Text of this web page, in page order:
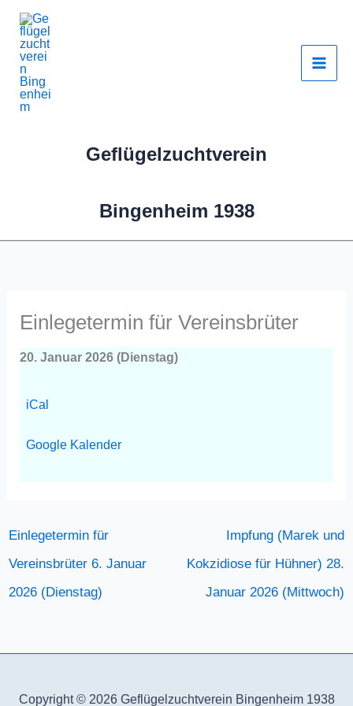
Inhalt
springen
Geflügelzuchtverein
Bingenheim 1938
Einlegetermin für Vereinsbrüter
le­
ge­
ter­
min
für
20. Janu­ar 2026 (Diens­tag)
iCal
Goog­le Kalen­der
Einlegetermin für
Vereinsbrüter 6. Januar
2026 (Dienstag)
Impfung (Marek und
Kokzidiose für Hühner) 28.
Januar 2026 (Mittwoch)
Copyright © 2026 Geflügelzuchtverein Bingenheim 1938